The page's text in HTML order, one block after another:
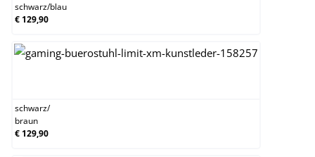
schwarz/blau
€ 129,90
schwarz/
braun
€ 129,90